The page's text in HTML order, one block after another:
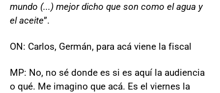
mundo (...) mejor dicho que son como el agua y
el aceite”.
ON: Carlos, Germán, para acá viene la fiscal
MP: No, no sé donde es si es aquí la audiencia
o qué. Me imagino que acá. Es el viernes la